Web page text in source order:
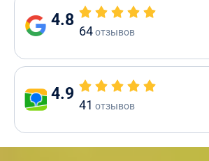
4.8
64отзывов
4.9
41 отзывов